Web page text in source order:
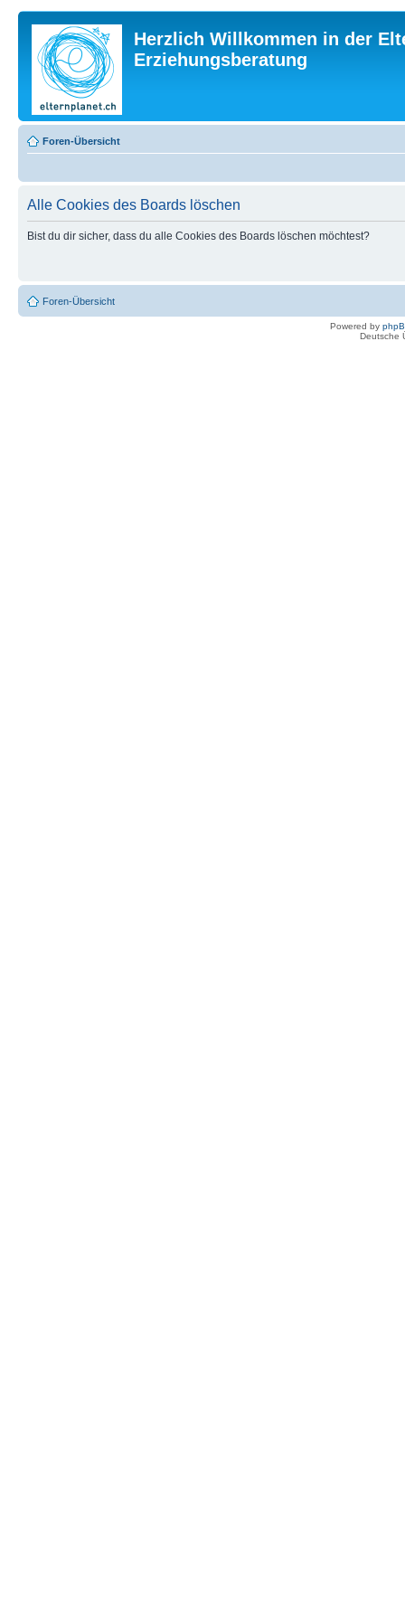
Herzlich Willkommen in der
Erziehungsberatung
Foren-Übersicht
Alle Cookies des Boards löschen
Bist du dir sicher, dass du alle Cookies des Boards löschen möchtest?
Foren-Übersicht
Powered by
Deutsche